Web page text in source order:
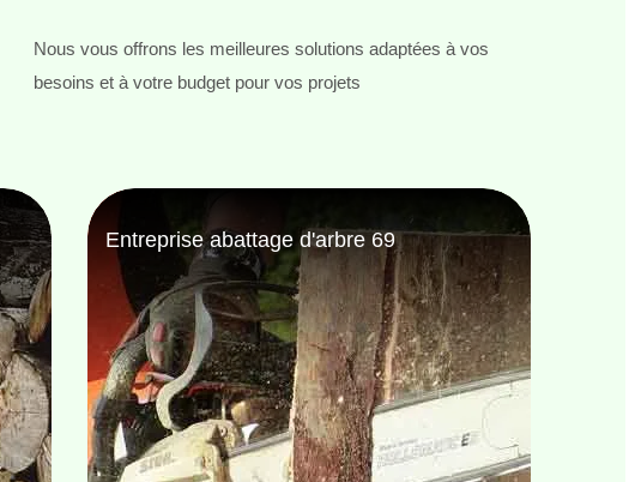
Nous vous offrons les meilleures solutions adaptées à vos
besoins et à votre budget pour vos projets
Entreprise de jardinage 69